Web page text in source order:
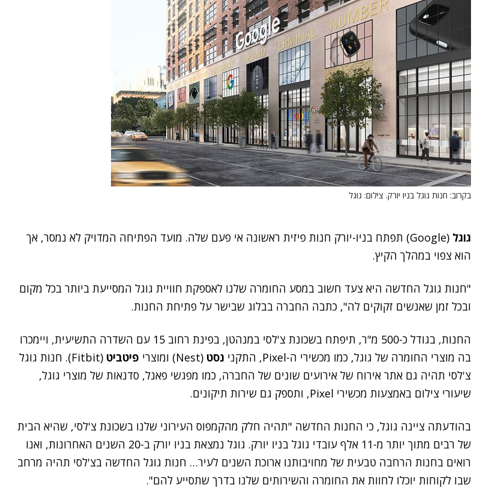
בקרוב: חנות גוגל בניו יורק. צילום: גוגל
גוגל
(Google) תפתח בניו-יורק חנות פיזית ראשונה אי פעם שלה. מועד הפתיחה המדויק לא נמסר, אך
הוא צפוי במהלך הקיץ.
"חנות גוגל החדשה היא צעד חשוב במסע החומרה שלנו לאספקת חוויית גוגל המסייעת ביותר בכל מקום
ובכל זמן שאנשים זקוקים לה", כתבה החברה בבלוג שבישר על פתיחת החנות.
החנות, בגודל כ-500 מ"ר, תיפתח בשכונת צ'לסי במנהטן, בפינת רחוב 15 עם השדרה התשיעית, ויימכרו
בה מוצרי החומרה של גוגל, כמו מכשירי ה-Pixel, התקני
נסט (Nest) ומוצרי פיטביט
(Fitbit). חנות גוגל
צ'לסי תהיה גם אתר אירוח של אירועים שונים של החברה, כמו מפגשי פאנל, סדנאות של מוצרי גוגל,
שיעורי צילום באמצעות מכשירי Pixel, ותספק גם שירות תיקונים.
בהודעתה ציינה גוגל, כי החנות החדשה "תהיה חלק מהקמפוס העירוני שלנו בשכונת צ'לסי, שהיא הבית
של רבים מתוך יותר מ-11 אלף עובדי גוגל בניו יורק. גוגל נמצאת בניו יורק ב-20 השנים האחרונות, ואנו
רואים בחנות הרחבה טבעית של מחויבותנו ארוכת השנים לעיר… חנות גוגל החדשה בצ'לסי תהיה מרחב
שבו לקוחות יוכלו לחוות את החומרה והשירותים שלנו בדרך שתסייע להם".